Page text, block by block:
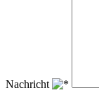
Nachricht